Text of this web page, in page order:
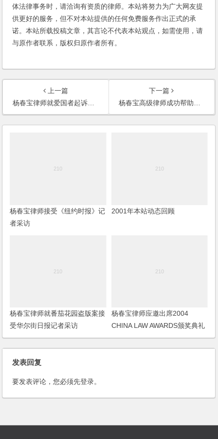
体法律事务时，请洽询有资质的律师。本站将努力为广大网友提
供更好的服务，但不对本站提供的任何免费服务作出正式的承
诺。本站所载投稿文章，其言论不代表本站观点，如需使用，请
与原作者联系，版权归原作者所有。
上一篇
杨春宝律师就爱国者起诉惠普和东芝接受《财智领袖》记者采访
下一篇
杨春宝高级律师成功帮助某世界 500强企业取回被抢注的域名
杨春宝律师接受《纽约时报》记
者采访
2001年本站动态回顾
杨春宝律师就番茄花园盗版案接
受华尔街日报记者采访
杨春宝律师应邀出席2004
CHINA LAW AWARDS颁奖典礼
发表回复
要发表评论，您必须先登录。